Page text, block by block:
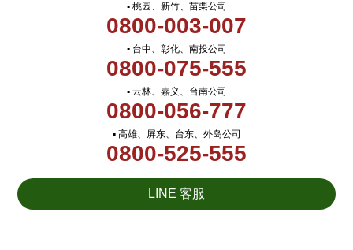
▪ 桃园、新竹、苗栗公司
0800-003-007
▪ 台中、彰化、南投公司
0800-075-555
▪ 云林、嘉义、台南公司
0800-056-777
▪ 高雄、屏东、台东、外岛公司
0800-525-555
LINE 客服